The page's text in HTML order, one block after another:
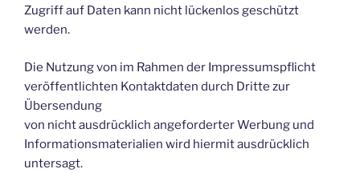
Zugriff auf Daten kann nicht lückenlos geschützt
werden.
Die Nutzung von im Rahmen der Impressumspflicht
veröffentlichten Kontaktdaten durch Dritte zur
Übersendung
von nicht ausdrücklich angeforderter Werbung und
Informationsmaterialien wird hiermit ausdrücklich
untersagt.